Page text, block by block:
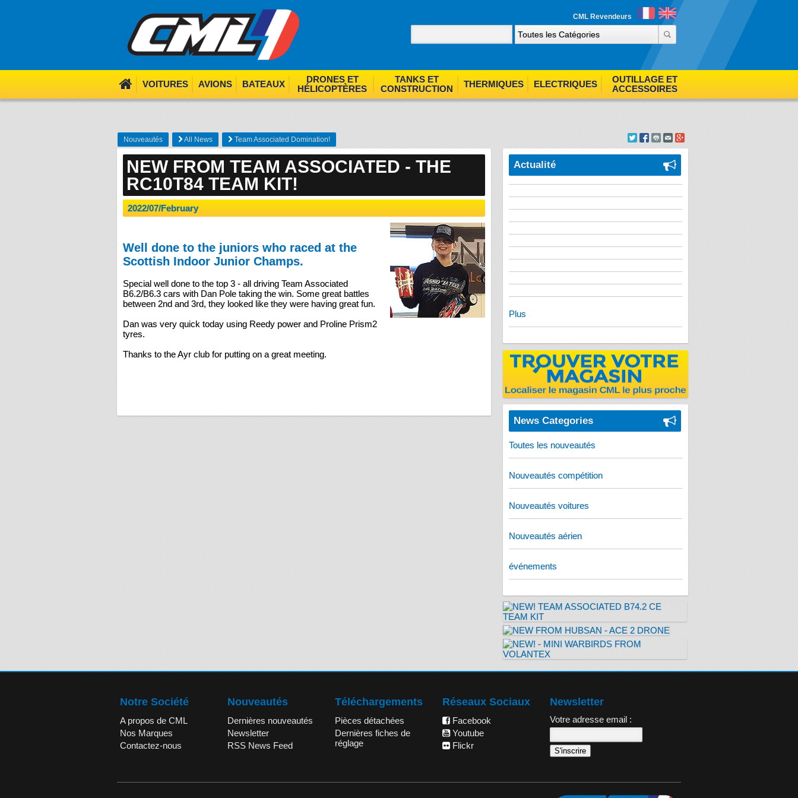
We use cookies. Nom nom nom. By browsing our site you agree to our use of cookies.
CML Revendeurs
VOITURES AVIONS BATEAUX
DRONES ET
HÉLICOPTÈRES
TANKS ET
CONSTRUCTION
THERMIQUES ELECTRIQUES
OUTILLAGE ET
ACCESSOIRES
Nouveautés All News Team Associated Domination!
Actualité
Plus
News Categories
Toutes les nouveautés
Nouveautés compétition
Nouveautés voitures
Nouveautés aérien
événements
NEW FROM TEAM ASSOCIATED - THE
RC10T84 TEAM KIT!
2022/07/February
Well done to the juniors who raced at the
Scottish Indoor Junior Champs.
Special well done to the top 3 - all driving Team Associated
B6.2/B6.3 cars with Dan Pole taking the win. Some great battles
between 2nd and 3rd, they looked like they were having great fun.
Dan was very quick today using Reedy power and Proline Prism2
tyres.
Thanks to the Ayr club for putting on a great meeting.
Notre Société
A propos de CML
Nos Marques
Contactez-nous
Nouveautés
Dernières nouveautés
Newsletter
RSS News Feed
Téléchargements
Pièces détachées
Dernières fiches de
réglage
Réseaux Sociaux
Facebook
Youtube
Flickr
Newsletter
Votre adresse email :